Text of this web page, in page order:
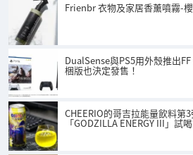
Frienbr 衣物及家居香薰噴霧-
DualSense與PS5用外殼推出FF
梱版也決定發售！
CHEERIO的哥吉拉能量飲料第
「GODZILLA ENERGY III」試